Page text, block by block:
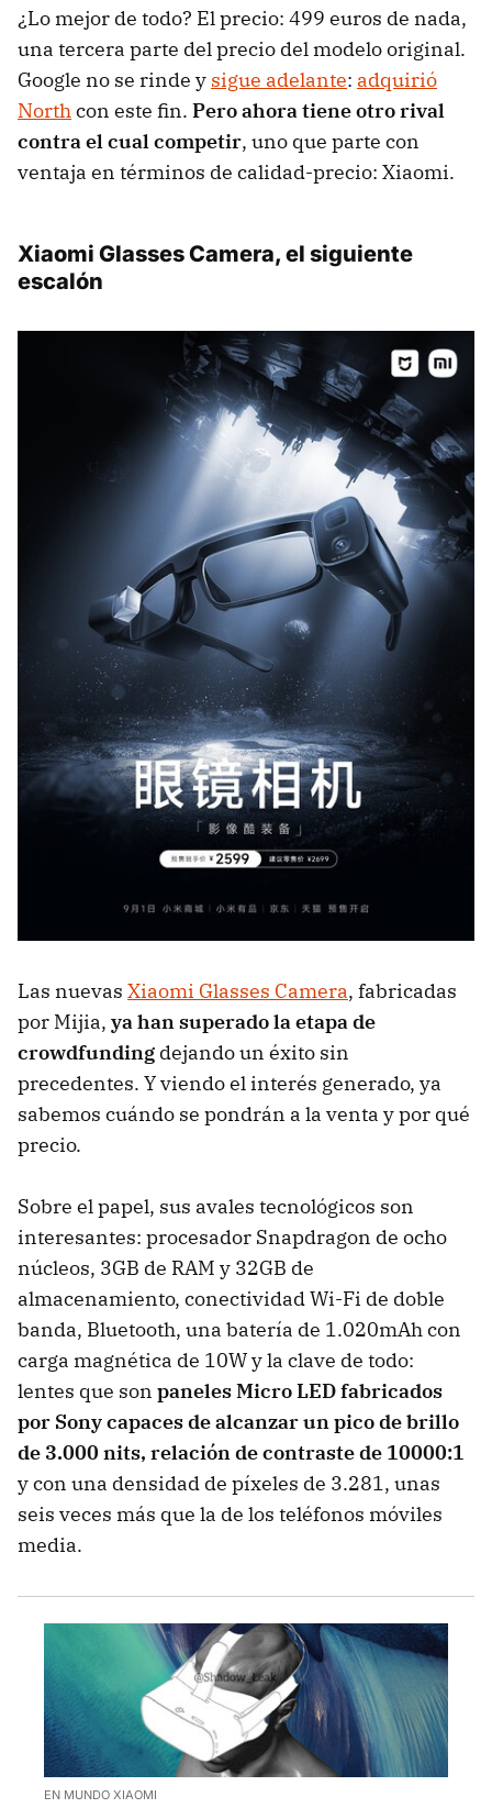
¿Lo mejor de todo? El precio: 499 euros de nada,
una tercera parte del precio del modelo original.
Google no se rinde y sigue adelante: adquirió
Northcon este fin. Pero ahora tiene otro rival
contra el cual competir, uno que parte con
ventaja en términos de calidad-precio: Xiaomi.
Xiaomi Glasses Camera, el siguiente
escalón
Las nuevas Xiaomi Glasses Camera, fabricadas
por Mijia, ya han superado la etapa de
crowdfunding dejando un éxito sin
precedentes. Y viendo el interés generado, ya
sabemos cuándo se pondrán a la venta y por qué
precio.
Sobre el papel, sus avales tecnológicos son
interesantes: procesador Snapdragon de ocho
núcleos, 3GB de RAM y 32GB de
almacenamiento, conectividad Wi-Fi de doble
banda, Bluetooth, una batería de 1.020mAh con
carga magnética de 10W y la clave de todo:
lentes que son paneles Micro LED fabricados
por Sony capaces de alcanzar un pico de brillo
de 3.000 nits, relación de contraste de 10000:1
y con una densidad de píxeles de 3.281, unas
seis veces más que la de los teléfonos móviles
media.
EN MUNDO XIAOMI